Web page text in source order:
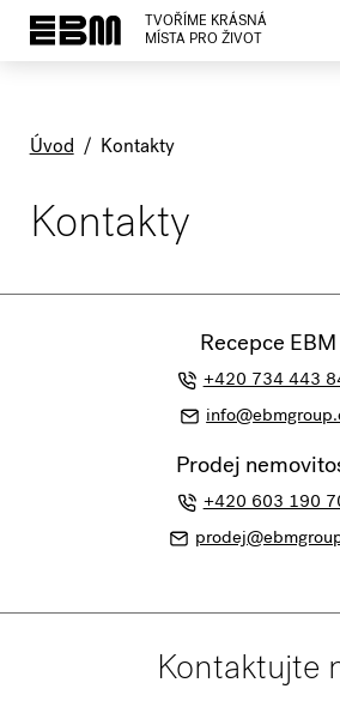
TVOŘÍME KRÁSNÁ
MÍSTA PRO ŽIVOT
Úvod/ Kontakty
Kontakty
Recepce EBM
+420 734 443
Prodej
+420 603 190
Kontaktujte